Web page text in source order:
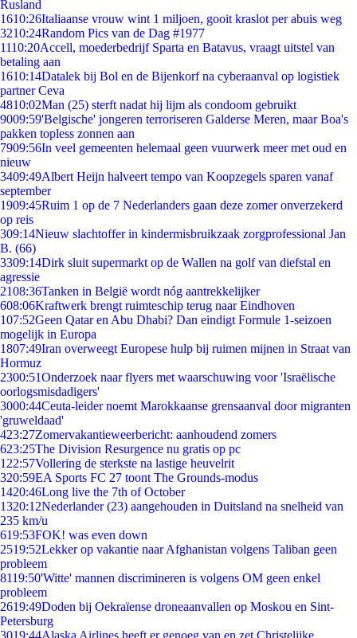
Rusland
1610:26Italiaanse vrouw wint 1 miljoen, gooit kraslot per abuis weg
3210:24Random Pics van de Dag #1977
1110:20Accell, moederbedrijf Sparta en Batavus, vraagt uitstel van
betaling aan
1610:14Datalek bij Bol en de Bijenkorf na cyberaanval op logistiek
partner Ceva
4810:02Man (25) sterft nadat hij lijm als condoom gebruikt
9009:59'Belgische' jongeren terroriseren Galderse Meren, maar Boa's
pakken topless zonnen aan
7909:56In veel gemeenten helemaal geen vuurwerk meer met oud en
nieuw
3409:49Albert Heijn halveert tempo van Koopzegels sparen vanaf
september
1909:45Ruim 1 op de 7 Nederlanders gaan deze zomer onverzekerd
op reis
309:14Nieuw slachtoffer in kindermisbruikzaak zorgprofessional Jan
B. (66)
3309:14Dirk sluit supermarkt op de Wallen na golf van diefstal en
agressie
2108:36Tanken in België wordt nóg aantrekkelijker
608:06Kraftwerk brengt ruimteschip terug naar Eindhoven
107:52Geen Qatar en Abu Dhabi? Dan eindigt Formule 1-seizoen
mogelijk in Europa
1807:49Iran overweegt Europese hulp bij ruimen mijnen in Straat van
Hormuz
2300:51Onderzoek naar flyers met waarschuwing voor 'Israëlische
oorlogsmisdadigers'
3000:44Ceuta-leider noemt Marokkaanse grensaanval door migranten
'gruweldaad'
423:27Zomervakantieweerbericht: aanhoudend zomers
623:25The Division Resurgence nu gratis op pc
1 22:57Vollering de sterkste na lastige heuvelrit
320:59EA Sports FC 27 toont The Grounds-modus
1420:46Long live the 7th of October
1320:12Nederlander (23) aangehouden in Duitsland na snelheid van
235 km/u
619:53FOK! was even down
2519:52Lekker op vakantie naar Afghanistan volgens Taliban geen
probleem
8119:50'Witte' mannen discrimineren is volgens OM geen enkel
probleem
2619:49Doden bij Oekraïense droneaanvallen op Moskou en Sint-
Petersburg
3019:44Alaska Airlines heeft er genoeg van en zet Christelijke